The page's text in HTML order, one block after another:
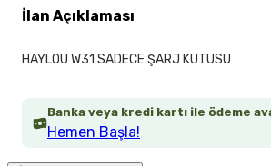
Banka veya kredi kartı ile ödeme
Hemen Başla!
İlan Açıklaması
HAYLOU W31 SADECE ŞARJ KUTUSU